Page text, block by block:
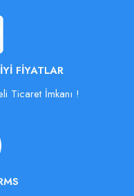
FIYATLAR
Ticaret İmkanı !